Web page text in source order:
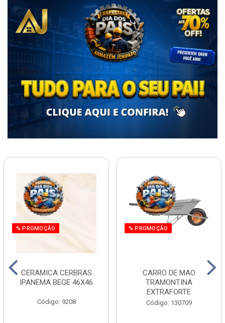
% PROMOÇÃO
CERAMICA CERBRAS
IPANEMA BEGE 46X46
Código: 9208
% PROMOÇÃO
CARRO DE MAO
TRAMONTINA
EXTRAFORTE
Código: 130709